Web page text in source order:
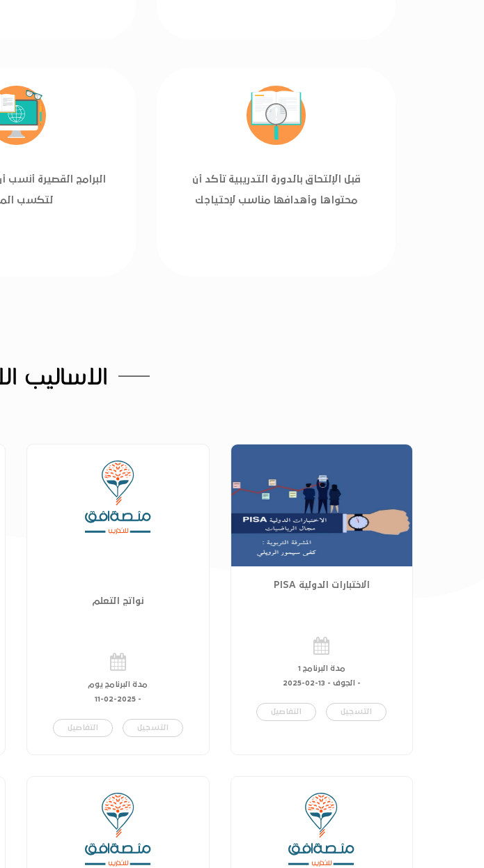
قبل الإلتحاق بالدورة التدريبية تأكد أن
محتواها وأهدافها مناسب لإحتياجك
البرامج القصيرة أنسب
لتكسب
الاساليب
الاختبارات الدولية PISA
مدة البرنامج 1
- الجوف - 13-02-2025
التسجيل التفاصيل
نواتج التعلم
مدة البرنامج يوم
-
11-02-2025
التسجيل التفاصيل